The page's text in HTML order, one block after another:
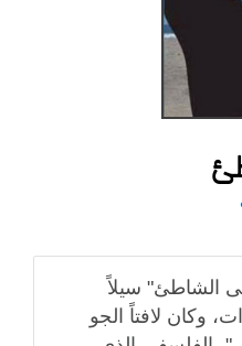
الشاطئ" سيلاً
وكان لافتاً الجو